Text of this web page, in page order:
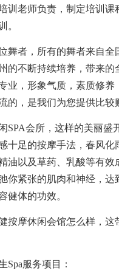
训老师负责，制定培训课
。
舞者，所有的舞者来自全
的不断持续培养，带来的
业，形象气质，素质修养
的，是我们为您提供比较
SPA会所，这样的美丽
十足的按摩手法，春风化
油以及草药、乳酸等有效
你紧张的肌肉和神经，达
健体的功效。
按摩休闲会馆怎么样，这
Spa服务项目：